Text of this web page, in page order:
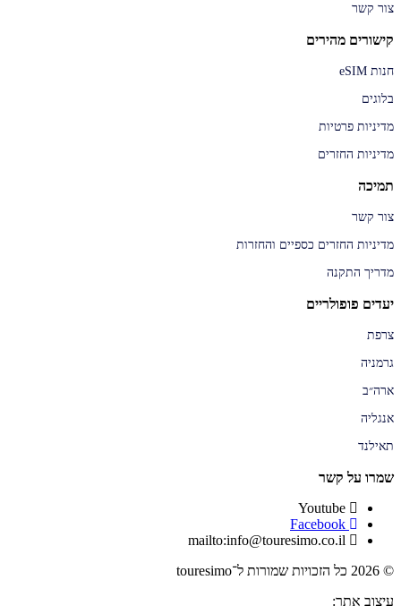
צור קשר
קישורים מהירים
חנות eSIM
בלוגים
מדיניות פרטיות
מדיניות החזרים
תמיכה
צור קשר
מדיניות החזרים כספיים והחזרות
מדריך התקנה
יעדים פופולריים
צרפת
גרמניה
ארה״ב
אנגליה
תאילנד
שמרו על קשר
Youtube
Facebook
mailto:info@touresimo.co.il
© 2026 כל הזכויות שמורות ל־touresimo
עיצוב אתר: